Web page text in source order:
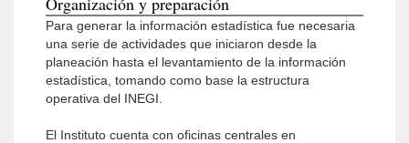
Para generar la información estadística fue necesaria
una serie de actividades que iniciaron desde la
planeación hasta el levantamiento de la información
estadística, tomando como base la estructura
operativa del INEGI.
El Instituto cuenta con oficinas centrales en